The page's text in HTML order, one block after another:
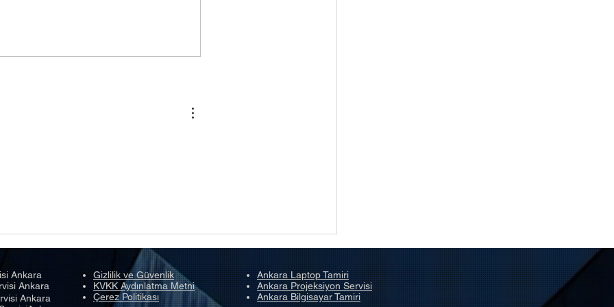
Ankara
Ankara
Ankara
Gizlilik ve Güvenlik
KVKK Aydınlatma Metni
Çerez Politikası
Ankara Laptop Tamiri
Ankara Projeksiyon Servisi
Ankara Bilgisayar Tamiri